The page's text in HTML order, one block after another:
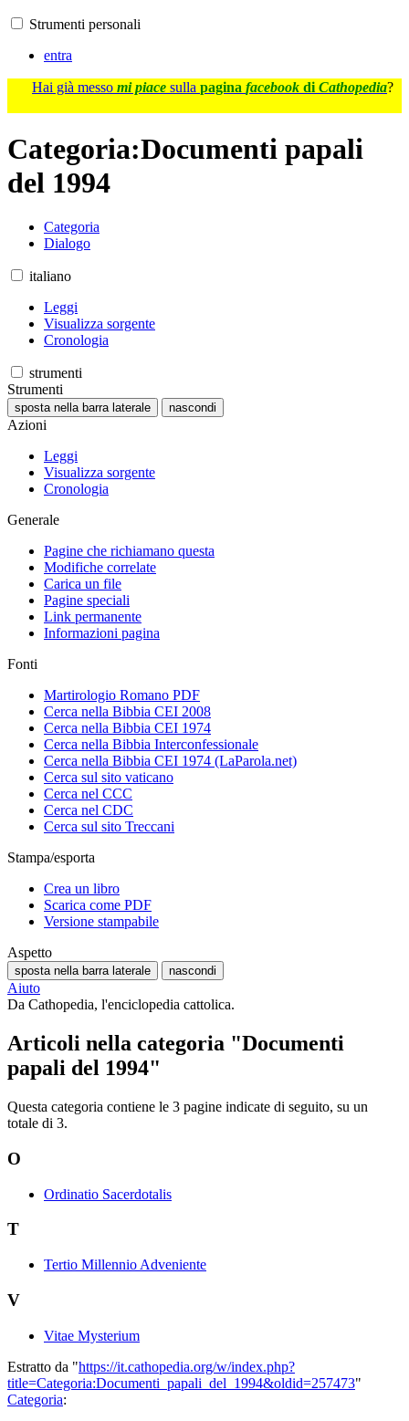
Strumenti personali
entra
Hai già messo mi piace sulla pagina facebook di Cathopedia?
Categoria:Documenti papali
del 1994
Categoria
Dialogo
italiano
Leggi
Visualizza sorgente
Cronologia
strumenti
Strumenti
sposta nella barra laterale nascondi
Azioni
Leggi
Visualizza sorgente
Cronologia
Generale
Pagine che richiamano questa
Modifiche correlate
Carica un file
Pagine speciali
Link permanente
Informazioni pagina
Fonti
Martirologio Romano PDF
Cerca nella Bibbia CEI 2008
Cerca nella Bibbia CEI 1974
Cerca nella Bibbia Interconfessionale
Cerca nella Bibbia CEI 1974 (LaParola.net)
Cerca sul sito vaticano
Cerca nel CCC
Cerca nel CDC
Cerca sul sito Treccani
Stampa/esporta
Crea un libro
Scarica come PDF
Versione stampabile
Aspetto
sposta nella barra laterale nascondi
Aiuto
Da Cathopedia, l'enciclopedia cattolica.
Articoli nella categoria "Documenti
papali del 1994"
Questa categoria contiene le 3 pagine indicate di seguito, su un
totale di 3.
O
Ordinatio Sacerdotalis
T
Tertio Millennio Adveniente
V
Vitae Mysterium
Estratto da "https://it.cathopedia.org/w/index.php?
title=Categoria:Documenti_papali_del_1994&oldid=257473"
Categoria: